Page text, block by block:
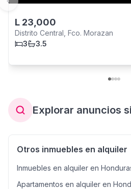
L 23,000
Distrito Central, Fco. Morazan
3
3.5
Previous slide
Explorar anuncios
Otros inmuebles en alquiler
Inmuebles en alquiler en
Apartamentos en alquiler en